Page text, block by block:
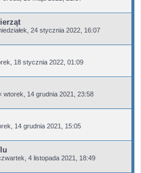
24 stycznia 2022, 16:07
18 stycznia 2022, 01:09
wtorek, 14 grudnia 2021, 23:58
14 grudnia 2021, 15:05
4 listopada 2021, 18:49